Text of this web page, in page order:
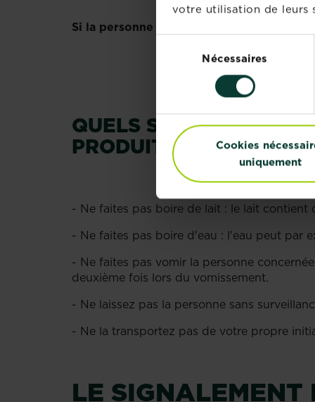
votre utilisation de leurs
consentement
Nécessaires
Cookies
uniquement
Si la personne doit être transférée à
QUELS SONT LES
PRODUIT TOXIQUE ?
- Ne faites pas boire de lait : le lait
- Ne faites pas boire d'eau : l'eau peut par
- Ne faites pas vomir la personne
deuxième fois lors du vomissement.
- Ne laissez pas la personne sans
- Ne la transportez pas de votre propre
LE SIGNALEMENT